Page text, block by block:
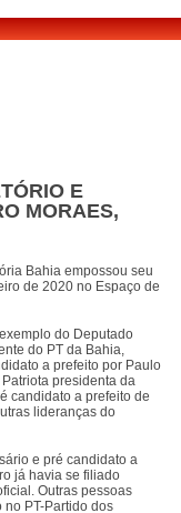
E
MORAES,
Bahia empossou seu
de 2020 no Espaço de
do Deputado
do PT da Bahia,
a prefeito por Paulo
presidenta da
candidato a prefeito de
lideranças do
e pré candidato a
já havia se filiado
Outras pessoas
PT-Partido dos